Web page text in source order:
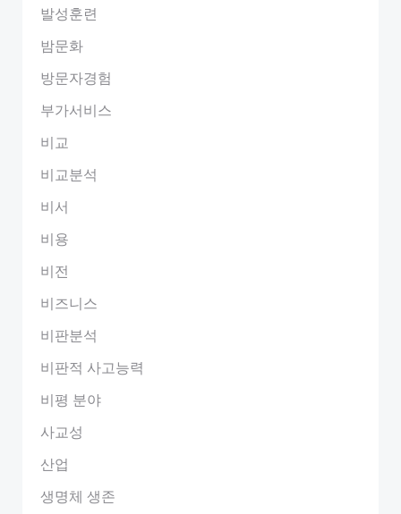
발성훈련
밤문화
방문자경험
부가서비스
비교
비교분석
비서
비용
비전
비즈니스
비판분석
비판적 사고능력
비평 분야
사교성
산업
생명체 생존